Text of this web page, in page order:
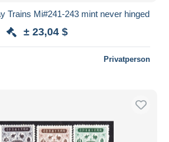
Trains Mi#241-243 mint never hinged
± 23,04 $
Privatperson